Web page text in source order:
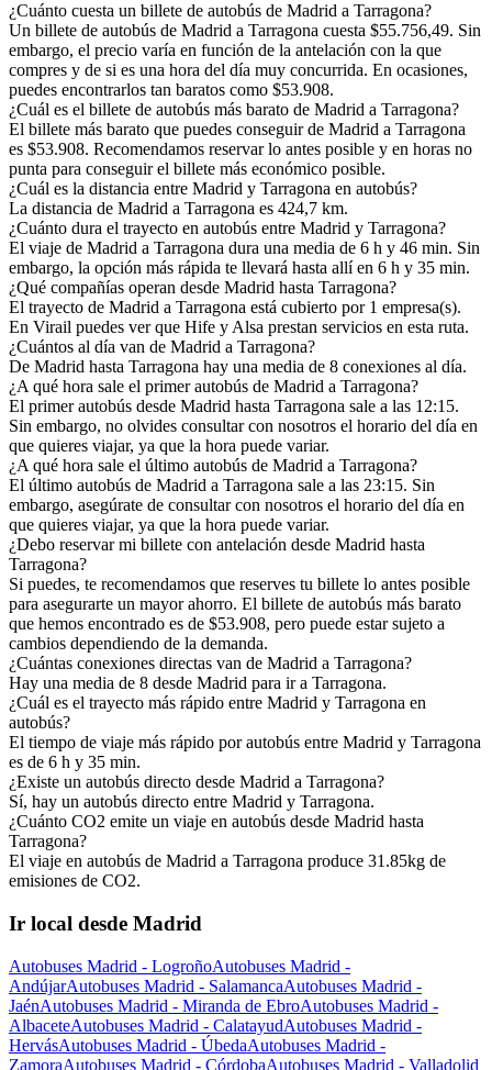
¿Cuánto cuesta un billete de autobús de Madrid a Tarragona?
Un billete de autobús de Madrid a Tarragona cuesta $55.756,49. Sin
embargo, el precio varía en función de la antelación con la que
compres y de si es una hora del día muy concurrida. En ocasiones,
puedes encontrarlos tan baratos como $53.908.
¿Cuál es el billete de autobús más barato de Madrid a Tarragona?
El billete más barato que puedes conseguir de Madrid a Tarragona
es $53.908. Recomendamos reservar lo antes posible y en horas no
punta para conseguir el billete más económico posible.
¿Cuál es la distancia entre Madrid y Tarragona en autobús?
La distancia de Madrid a Tarragona es 424,7 km.
¿Cuánto dura el trayecto en autobús entre Madrid y Tarragona?
El viaje de Madrid a Tarragona dura una media de 6 h y 46 min. Sin
embargo, la opción más rápida te llevará hasta allí en 6 h y 35 min.
¿Qué compañías operan desde Madrid hasta Tarragona?
El trayecto de Madrid a Tarragona está cubierto por 1 empresa(s).
En Virail puedes ver que Hife y Alsa prestan servicios en esta ruta.
¿Cuántos al día van de Madrid a Tarragona?
De Madrid hasta Tarragona hay una media de 8 conexiones al día.
¿A qué hora sale el primer autobús de Madrid a Tarragona?
El primer autobús desde Madrid hasta Tarragona sale a las 12:15.
Sin embargo, no olvides consultar con nosotros el horario del día en
que quieres viajar, ya que la hora puede variar.
¿A qué hora sale el último autobús de Madrid a Tarragona?
El último autobús de Madrid a Tarragona sale a las 23:15. Sin
embargo, asegúrate de consultar con nosotros el horario del día en
que quieres viajar, ya que la hora puede variar.
¿Debo reservar mi billete con antelación desde Madrid hasta
Tarragona?
Si puedes, te recomendamos que reserves tu billete lo antes posible
para asegurarte un mayor ahorro. El billete de autobús más barato
que hemos encontrado es de $53.908, pero puede estar sujeto a
cambios dependiendo de la demanda.
¿Cuántas conexiones directas van de Madrid a Tarragona?
Hay una media de 8 desde Madrid para ir a Tarragona.
¿Cuál es el trayecto más rápido entre Madrid y Tarragona en
autobús?
El tiempo de viaje más rápido por autobús entre Madrid y Tarragona
es de 6 h y 35 min.
¿Existe un autobús directo desde Madrid a Tarragona?
Sí, hay un autobús directo entre Madrid y Tarragona.
¿Cuánto CO2 emite un viaje en autobús desde Madrid hasta
Tarragona?
El viaje en autobús de Madrid a Tarragona produce 31.85kg de
emisiones de CO2.
Ir local desde Madrid
Autobuses Madrid - LogroñoAutobuses Madrid -
AndújarAutobuses Madrid - SalamancaAutobuses Madrid -
JaénAutobuses Madrid - Miranda de EbroAutobuses Madrid -
AlbaceteAutobuses Madrid - CalatayudAutobuses Madrid -
HervásAutobuses Madrid - ÚbedaAutobuses Madrid -
ZamoraAutobuses Madrid - CórdobaAutobuses Madrid - Valladolid